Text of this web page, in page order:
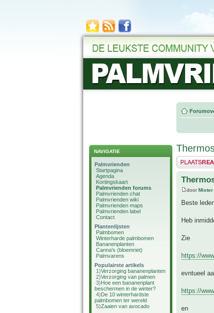
NAVIGATIE
Palmvrienden
Startpagina
Agenda
Kortingskaart
Palmvrienden forums
Palmvrienden chat
Palmvrienden wiki
Palmvrienden maps
Palmvrienden label
Contact
Plantenlijsten
Palmbomen
Winterharde palmbomen
Bananenplanten
Canna's (bloemriet)
Palmvarens
Populairste artikels
1)Verzorging bananenplanten
2)Verzorging van palmen
3)Hoe een bananenplant
beschermen in de winter?
4)De 10 winterhardste
palmbomen ter wereld
5)Zaaien van avocado
Plaats een
doorMister
Beste
Heb
Zie
https://
evntueel
https://
en